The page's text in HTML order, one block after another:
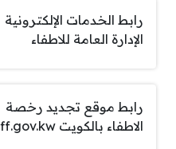
رابط الخدمات الإلكترونية
الإدارة العامة للاطفاء
رابط موقع تجديد رخصة
الاطفاء بالكويت kff.gov.kw